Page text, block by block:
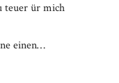
teuer ür mich
einen…